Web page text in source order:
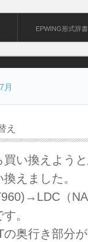
EPWING形式辞書
月
え
買い換えよう
えました。
（
。
の奥行き部分